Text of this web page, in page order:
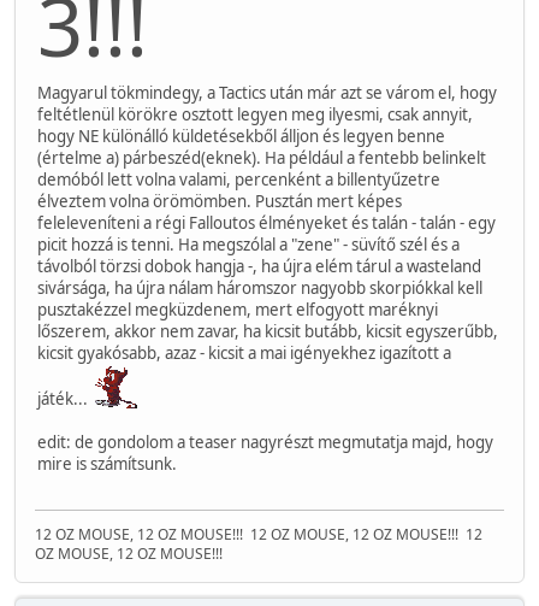
3!!!
Magyarul tökmindegy, a Tactics után már azt se várom el, hogy
feltétlenül körökre osztott legyen meg ilyesmi, csak annyit,
hogy NE különálló küldetésekből álljon és legyen benne
(értelme a) párbeszéd(eknek). Ha például a fentebb belinkelt
demóból lett volna valami, percenként a billentyűzetre
élveztem volna örömömben. Pusztán mert képes
feleleveníteni a régi Falloutos élményeket és talán - talán - egy
picit hozzá is tenni. Ha megszólal a "zene" - süvítő szél és a
távolból törzsi dobok hangja -, ha újra elém tárul a wasteland
sivársága, ha újra nálam háromszor nagyobb skorpiókkal kell
pusztakézzel megküzdenem, mert elfogyott maréknyi
lőszerem, akkor nem zavar, ha kicsit butább, kicsit egyszerűbb,
kicsit gyakósabb, azaz - kicsit a mai igényekhez igazított a
játék...
edit: de gondolom a teaser nagyrészt megmutatja majd, hogy
mire is számítsunk.
12 OZ MOUSE, 12 OZ MOUSE!!! 12 OZ MOUSE, 12 OZ MOUSE!!! 12
OZ MOUSE, 12 OZ MOUSE!!!